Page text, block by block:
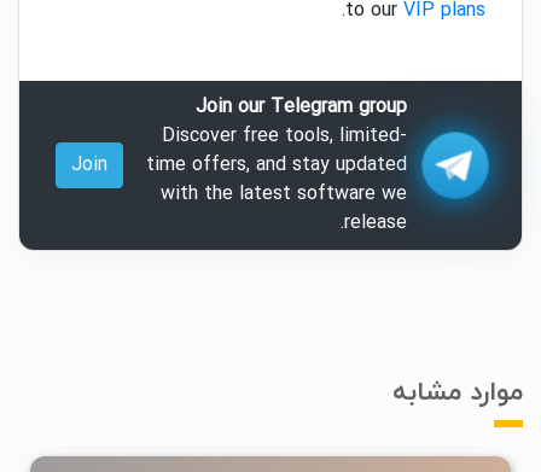
to our VIP plans
.
Join our Telegram group
Discover free tools, limited-
time offers, and stay updated
with the latest software we
release.
Join
موارد مشابه